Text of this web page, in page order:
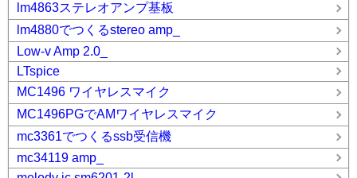
lm4863ステレオアンプ基板
lm4880でつくるstereo amp_
Low-v Amp 2.0_
LTspice
MC1496 ワイヤレスマイク
MC1496PGでAMワイヤレスマイク
mc3361でつくるssb受信機
mc34119 amp_